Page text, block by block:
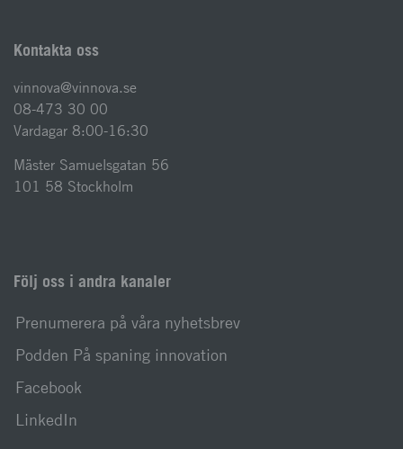
Kontakta oss
vinnova@vinnova.se
08-473 30 00
Vardagar 8:00-16:30
Mäster Samuelsgatan 56
101 58 Stockholm
Följ oss i andra kanaler
Prenumerera på våra nyhetsbrev
Podden På spaning innovation
Facebook
LinkedIn